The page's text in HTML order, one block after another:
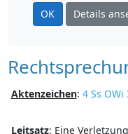
OK Details
Aktenzeichen: 4 Ss OWi
Leitsatz: Eine